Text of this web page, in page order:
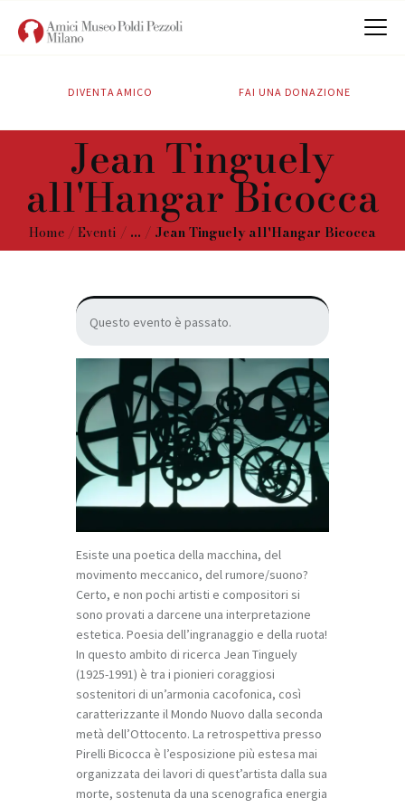
DIVENTA AMICO FAI UNA DONAZIONE
Jean Tinguely
all'Hangar Bicocca
Home Eventi ... Jean Tinguely all'Hangar Bicocca
ATTIVITÀ
SOSTIENICI
CONTATTI
Questo evento è passato.
Esiste una poetica della macchina, del
movimento meccanico, del rumore/suono?
Certo, e non pochi artisti e compositori si
sono provati a darcene una interpretazione
estetica. Poesia dell’ingranaggio e della ruota!
In questo ambito di ricerca Jean Tinguely
(1925-1991) è tra i pionieri coraggiosi
sostenitori di un’armonia cacofonica, così
caratterizzante il Mondo Nuovo dalla seconda
metà dell’Ottocento. La retrospettiva presso
Pirelli Bicocca è l’esposizione più estesa mai
organizzata dei lavori di quest’artista dalla sua
morte, sostenuta da una scenografica energia